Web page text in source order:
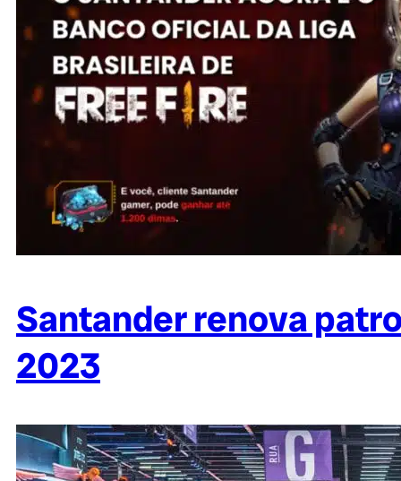
Santander renova
2023